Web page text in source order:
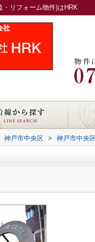
リフォーム物件)はHRK
神戸市中央区 > 神戸市中央